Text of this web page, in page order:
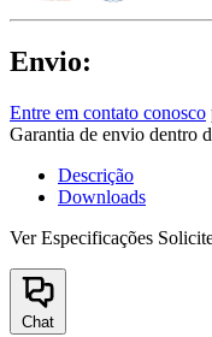
Envio:
Entre em contato conosco
Garantia de envio dentro
Descrição
Downloads
Ver Especificações
Chat